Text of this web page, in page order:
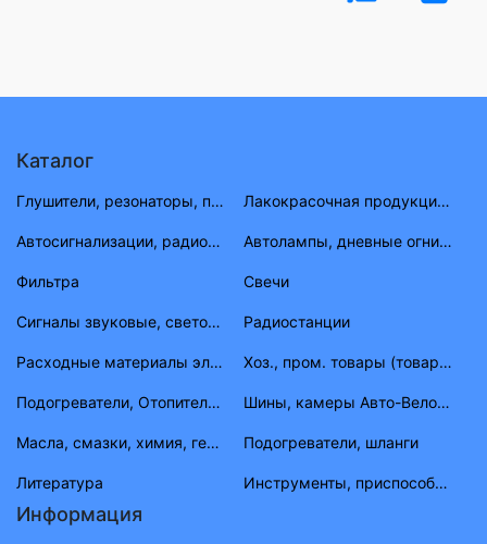
Каталог
Глушители, резонаторы, приемные трубы ВАЗ, ГАЗ, УАЗ Лакокрасочная продукция (растворитель, антигравий, краска, материал)
Автосигнализации, радиостанции Автолампы, дневные огни, фары противотуманные, габаритные огни
Фильтра Свечи
Сигналы звуковые, световые Радиостанции
Расходные материалы электрика Хоз., пром. товары (товары народного потребления)
Подогреватели, Отопители, шланги, штуцера, тройники Шины, камеры Авто-Вело-Мото
Масла, смазки, химия, герметик, тосолы Подогреватели, шланги
Литература Инструменты, приспособления, приборы
Информация